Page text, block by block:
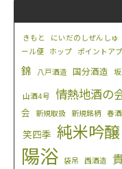
きもと にいだのしぜんしゅ
ール便
ホップ ポイントア
錦
八戸酒造 国分酒造
山酒4号 情熱地酒の
会
新規取扱 新規銘柄 春酒
笑四季 純米吟醸
陽浴
袋吊 西酒造